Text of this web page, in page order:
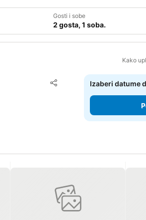
Gosti i sobe
2 gosta, 1 soba.
Kako
Deli
Dodati u favorite
Izaberi datume